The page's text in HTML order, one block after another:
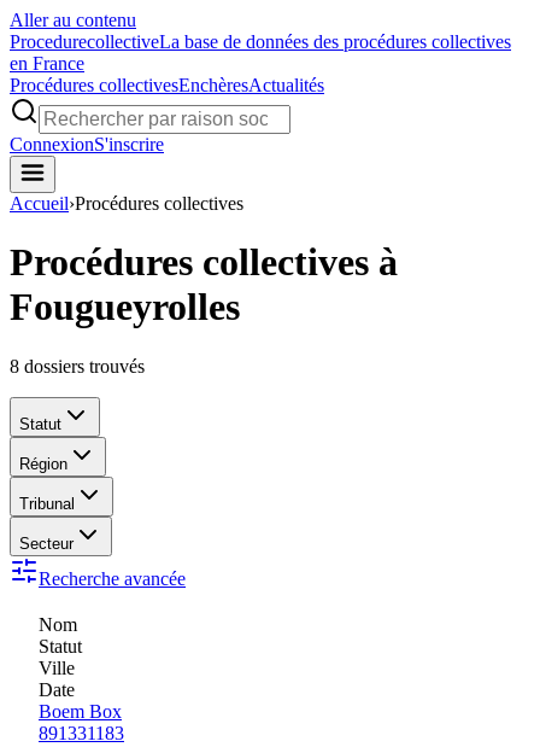
Aller au contenu
ProcedurecollectiveLa base de données des procédures collectives
en France
Procédures collectivesEnchèresActualités
ConnexionS'inscrire
Accueil›Procédures collectives
Procédures collectives à
Fougueyrolles
8 dossiers trouvés
Statut
Région
Tribunal
Secteur
Recherche avancée
Nom
Statut
Ville
Date
Boem Box
891331183